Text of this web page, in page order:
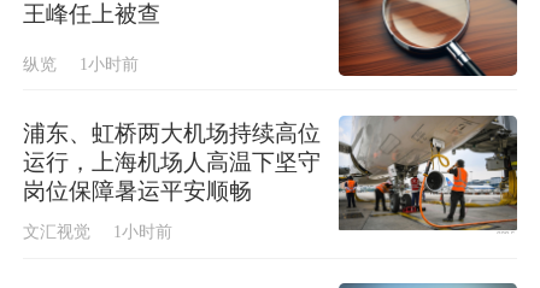
王峰任上被查
纵览 1小时前
浦东、虹桥两大机场持续高位
运行，上海机场人高温下坚守
岗位保障暑运平安顺畅
文汇视觉 1小时前